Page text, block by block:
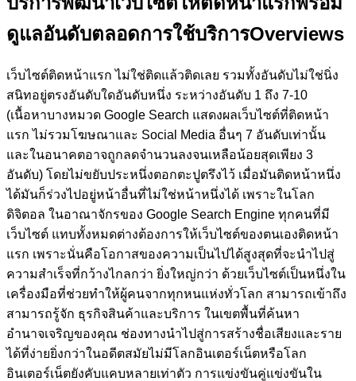
ดูแลอันดับตลอดการใช้บริการOverviews
เว็บไซต์ติดหน้าแรก ไม่ใช่ติดแล้วติดเลย รวมทั้งอันดับไม่ใช่นิ่ง
สนิทอยู่ตรงอันดับใดอันดับหนึ่ง ระหว่างอันดับ 1 ถึง 7-10
(เนื้อหาบางหมวด Google Search แสดงผลเว็บไซต์ที่ติดหน้า
แรก ไม่รวมโฆษณาและ Social Media อื่นๆ 7 อันดับเท่านั้น
และในอนาคตอาจถูกลดจำนวนลงจนเหลือน้อยสุดเพียง 3
อันดับ) โดยไม่ขยับประหนึ่งตอกตะปูตรึงไว้ เมื่อมันติดหน้าหนึ่ง
ได้มันก็ร่วงไปอยู่หน้าอื่นที่ไม่ใช่หน้าหนึ่งได้ เพราะในโลก
ดิจิตอล ในอาณาจักรของ Google Search Engine ทุกคนที่มี
เว็บไซต์ แทบทั้งหมดต่างต้องการให้เว็บไซต์ของตนเองติดหน้า
แรก เพราะนั่นคือโอกาสของความเป็นไปได้สูงสุดที่จะนำไปสู่
ความสำเร็จที่กว้างไกลกว่า ยิ่งใหญ่กว่า ด้วยเว็บไซต์เป็นหนึ่งใน
เครื่องมือที่ช่วยทำให้ผู้คนจากทุกหนแห่งทั่วโลก สามารถเข้าถึง
สามารถรู้จัก ธุรกิจสินค้าและบริการ ในเขตพื้นที่ค้นหา
อำนาจเจริญของคุณ ช่องทางนำไปสู่การสร้างชื่อเสียงและราย
ได้ที่ง่ายยิ่งกว่าในอดีตสมัยไม่มีโลกอินเตอร์เน็ตหรือโลก
อินเตอร์เน็ตยังคับแคบหลายเท่าตัว การแข่งขันคู่แข่งขันใน